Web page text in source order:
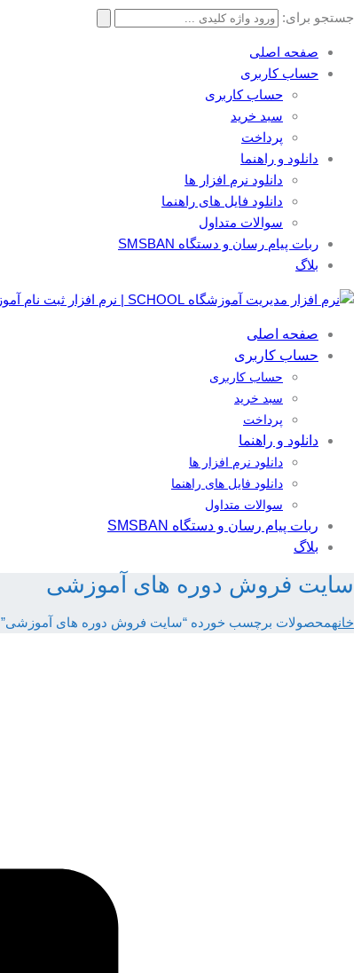
جستجو برای:
صفحه اصلی
حساب کاربری
حساب کاربری
سبد خرید
پرداخت
دانلود و راهنما
دانلود نرم افزار ها
دانلود فایل های راهنما
سوالات متداول
ربات پیام رسان و دستگاه SMSBAN
بلاگ
صفحه اصلی
حساب کاربری
حساب کاربری
سبد خرید
پرداخت
دانلود و راهنما
دانلود نرم افزار ها
دانلود فایل های راهنما
سوالات متداول
ربات پیام رسان و دستگاه SMSBAN
بلاگ
سایت فروش دوره های آموزشی
خانهمحصولات برچسب خورده “سایت فروش دوره های آموزشی”